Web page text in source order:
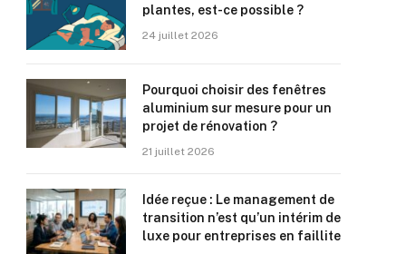
plantes, est-ce possible ?
24 juillet 2026
Pourquoi choisir des fenêtres
aluminium sur mesure pour un
projet de rénovation ?
21 juillet 2026
Idée reçue : Le management de
transition n’est qu’un intérim de
luxe pour entreprises en faillite